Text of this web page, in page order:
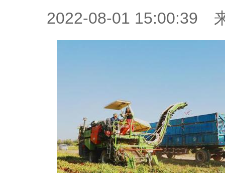
2022-08-01 15:00:39